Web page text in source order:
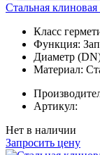
Стальная
Класс
Функция:
Диаметр
Материал:
Артикул:
Нет в наличии
Запросить цену